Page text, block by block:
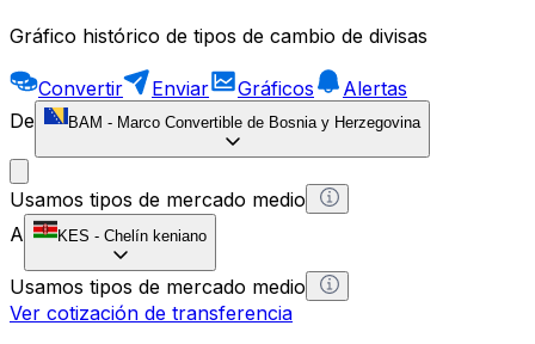
Gráfico histórico de tipos de cambio de divisas
Convertir Enviar Gráficos
Alertas
De
BAM - Marco Convertible de Bosnia y Herzegovina
Usamos tipos de mercado medio
A
KES - Chelín keniano
Usamos tipos de mercado medio
Ver cotización de transferencia